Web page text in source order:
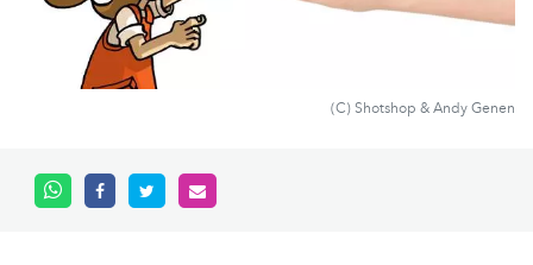
(C) Shotshop & Andy Genen